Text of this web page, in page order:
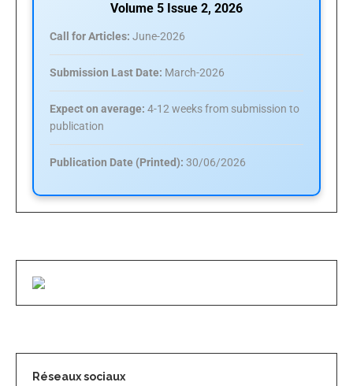
Volume 5 Issue 2, 2026
Call for Articles: June-2026
Submission Last Date: March-2026
Expect on average: 4-12 weeks from submission to
publication
Publication Date (Printed): 30/06/2026
Réseaux sociaux